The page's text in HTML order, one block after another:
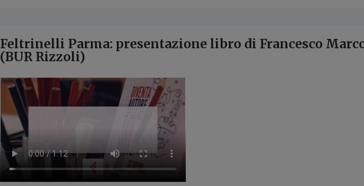
Feltrinelli Parma: presentazione libro di Francesco
(BUR Rizzoli)